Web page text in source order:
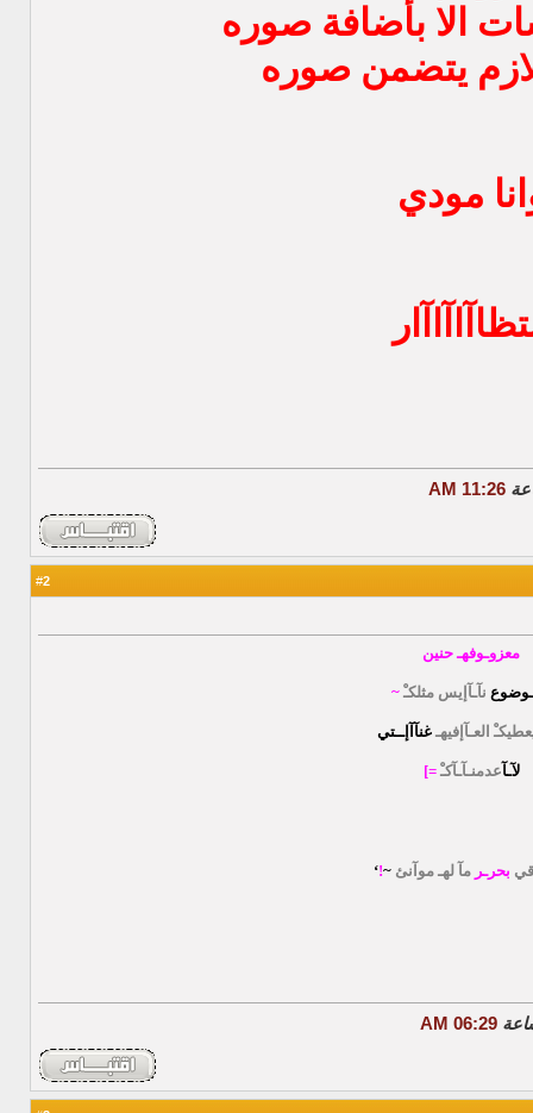
مودي
11:26 AM
2
معزوـوفهـ حنين
نآـآإيس مثلكـْ ~
العـآإفيهـغنآآإــتي
لآـآعدمنـآـآكـْ =]
بحرـر مآ لهـ موآنئ ~
!
‘
06:29 AM